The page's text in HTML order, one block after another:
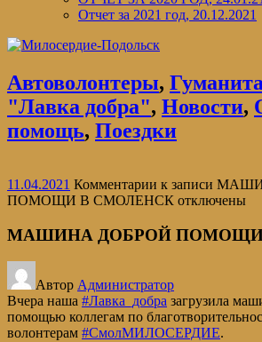
Отчет за 2021 год, 20.12.2021
Автоволонтеры,
"Лавка добра", Новости,
помощь, Поездки
11.04.2021 Комментарии к записи
ПОМОЩИ В СМОЛЕНСК отключены
МАШИНА ДОБРОЙ
Автор Администратор
Вчера наша #Лавка_добра загрузила
помощью коллегам по
волонтерам #CмолМИЛОСЕРДИЕ.